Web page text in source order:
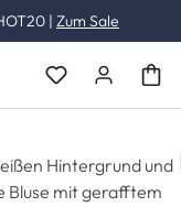
| Zum Sale
Du hast 0